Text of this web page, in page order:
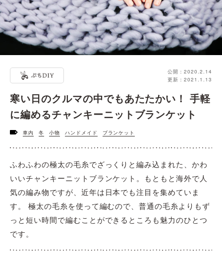
公開：2020.2.14
更新：2021.1.13
寒い日のクルマの中でもあたたかい！ 手軽
に編めるチャンキーニットブランケット
車内 冬 小物 ハンドメイド ブランケット
ふわふわの極太の毛糸でざっくりと編み込まれた、かわ
いいチャンキーニットブランケット。もともと海外で人
気の編み物ですが、近年は日本でも注目を集めていま
す。 極太の毛糸を使って編むので、普通の毛糸よりもず
っと短い時間で編むことができるところも魅力のひとつ
です。